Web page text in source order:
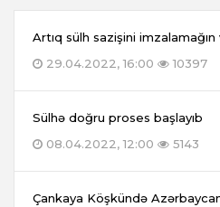
Artıq sülh sazişini imzalamağın
29.04.2022, 16:00
10397
Sülhə doğru proses başlayıb
08.04.2022, 12:00
5143
Çankaya Köşkündə